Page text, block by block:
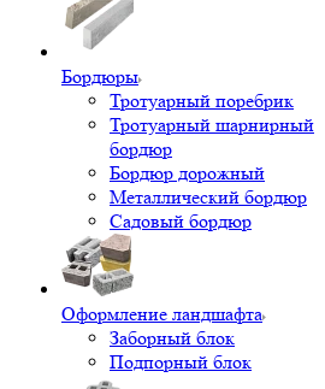
Бордюры
Тротуарный поребрик
Тротуарный шарнирный
бордюр
Бордюр дорожный
Металлический бордюр
Садовый бордюр
Оформление ландшафта
Заборный блок
Подпорный блок